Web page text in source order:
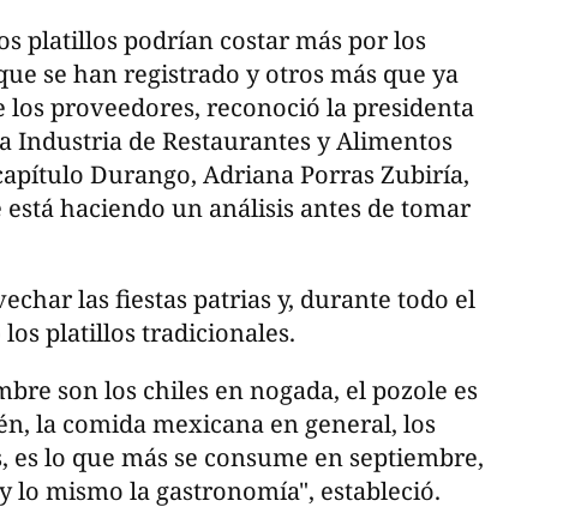
platillos podrían costar más por los
se han registrado y otros más que ya
proveedores, reconoció la presidenta
Industria de Restaurantes y Alimentos
Durango, Adriana Porras Zubiría,
haciendo un análisis antes de tomar
las fiestas patrias y, durante todo el
platillos tradicionales.
son los chiles en nogada, el pozole es
la comida mexicana en general, los
es lo que más se consume en septiembre,
lo mismo la gastronomía", estableció.